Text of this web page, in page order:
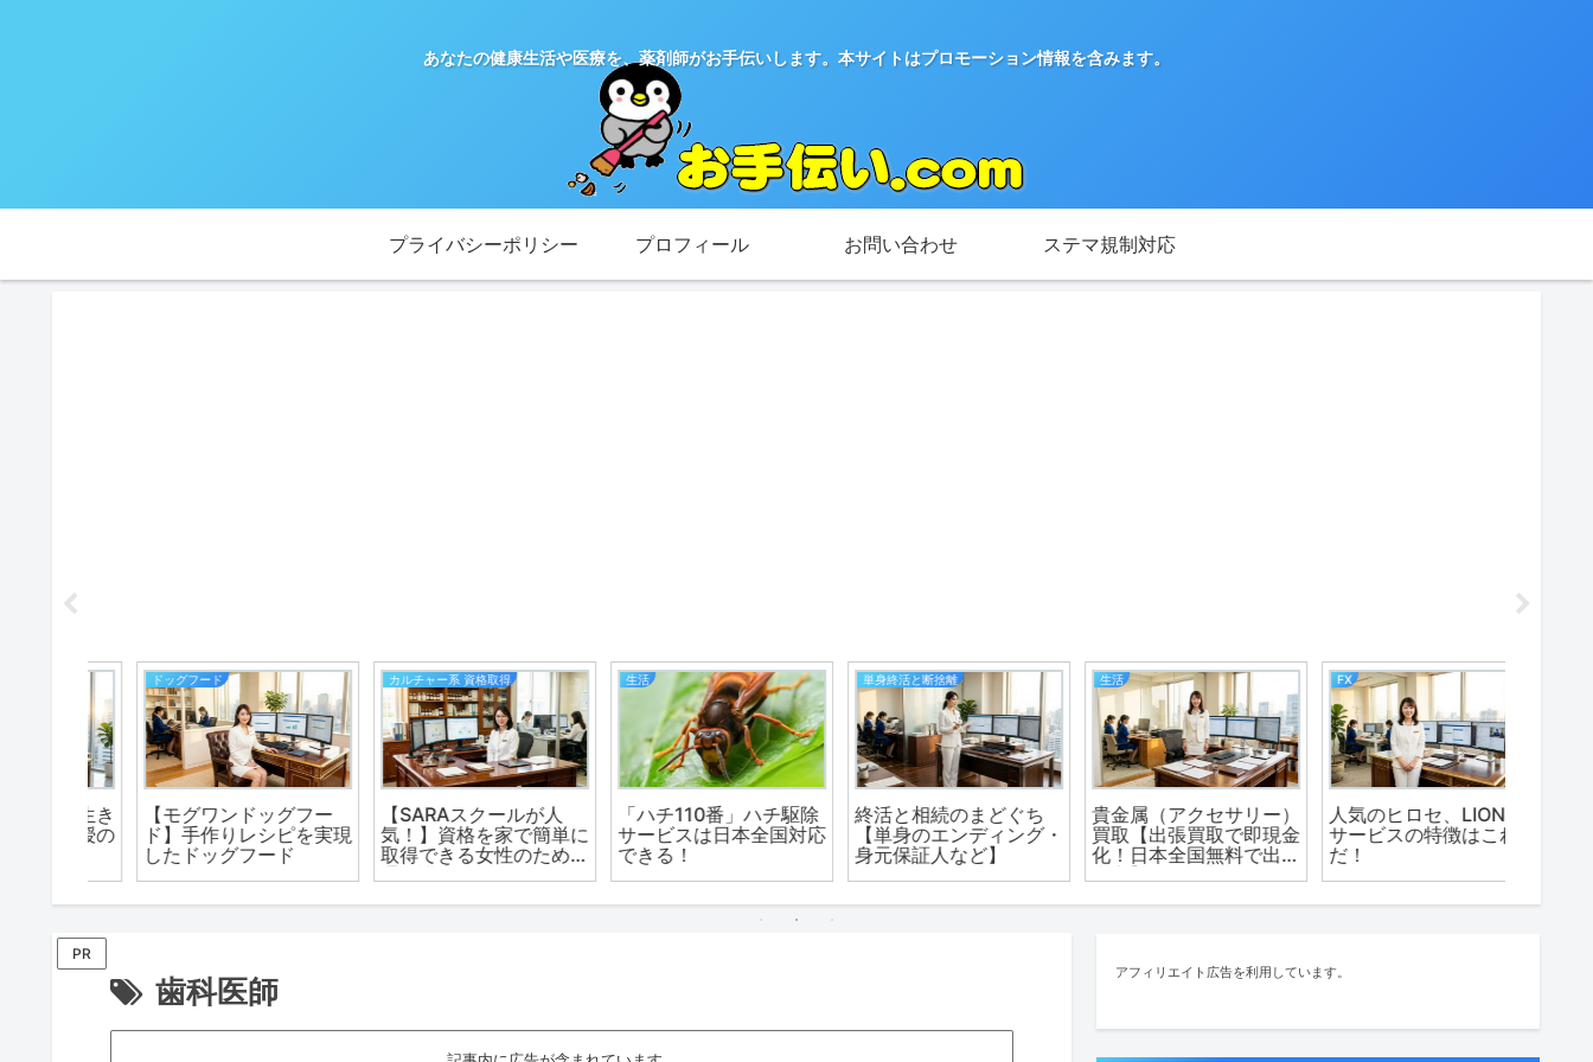
あなたの健康生活や医療を、薬剤師がお手伝いします。本サイトはプロモーション情報を含みます。
プライバシーポリシー プロフィール お問い合わせ ステマ規制対応
カルチャー系 資格取得
【SARAスクールが人
気！】資格を家で簡単に
取得できる女性のための
通信講座
生活
「ハチ110番」ハチ駆除
サービスは日本全国対応
できる！
単身終活と断捨離
終活と相続のまどぐち
【単身のエンディング・
身元保証人など】
生活
貴金属（アクセサリー）
買取【出張買取で即現金
化！日本全国無料で出張
査定】まずは相談！
人気のヒロセ、LION FX
サービスの特徴はこれ
インターネット
工事不要でネット使い放
題！！【SoftbankAir】
PR
歯科医師
アフィリエイト広告を利用しています。